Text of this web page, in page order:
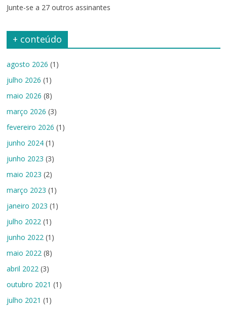
Junte-se a 27 outros assinantes
+ conteúdo
agosto 2026 (1)
julho 2026 (1)
maio 2026 (8)
março 2026 (3)
fevereiro 2026 (1)
junho 2024 (1)
junho 2023 (3)
maio 2023 (2)
março 2023 (1)
janeiro 2023 (1)
julho 2022 (1)
junho 2022 (1)
maio 2022 (8)
abril 2022 (3)
outubro 2021 (1)
julho 2021 (1)